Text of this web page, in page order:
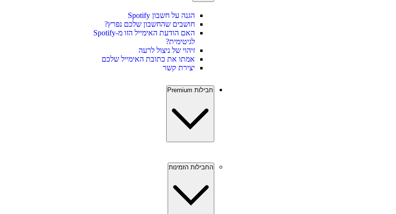
הגנה על חשבון Spotify
חושבים שהחשבון שלכם נפרץ?
האם הודעת האימייל הזו מ-Spotify
לגיטימית?
זיהוי של ניצול לרעה
אמתו את כתובת האימייל שלכם
יצירת קשר
חבילות Premium‏
החבילות הזמינות